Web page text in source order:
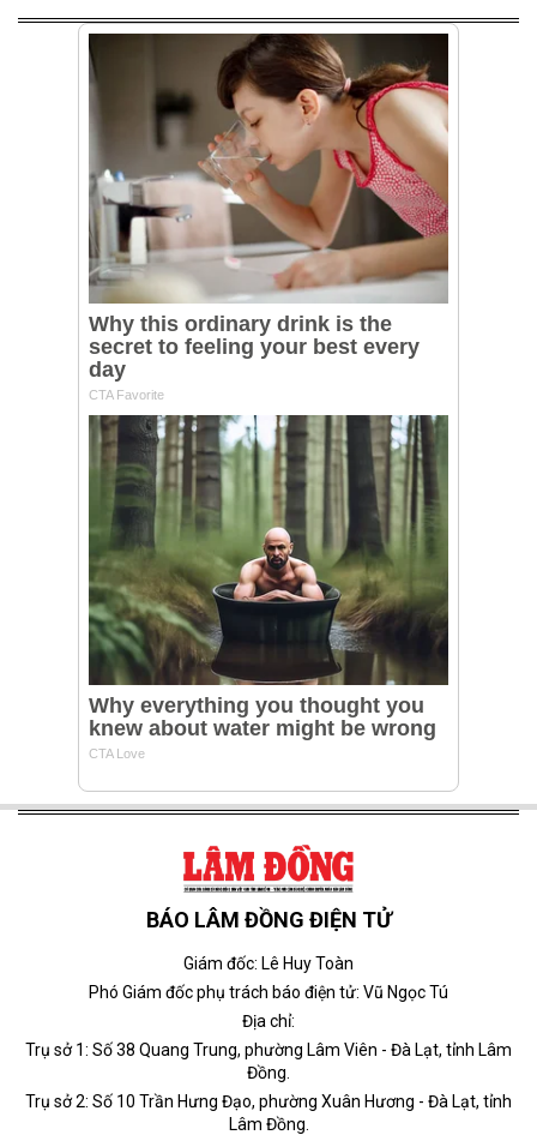
BÁO LÂM ĐỒNG ĐIỆN TỬ
Giám đốc: Lê Huy Toàn
Phó Giám đốc phụ trách báo điện tử: Vũ Ngọc Tú
Địa chỉ:
Trụ sở 1: Số 38 Quang Trung, phường Lâm Viên - Đà Lạt, tỉnh Lâm
Đồng.
Trụ sở 2: Số 10 Trần Hưng Đạo, phường Xuân Hương - Đà Lạt, tỉnh
Lâm Đồng.